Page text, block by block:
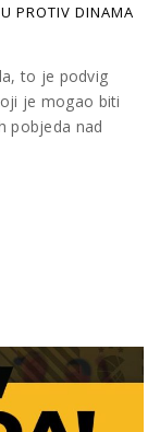
PROTIV DINAMA
to je podvig
je mogao biti
pobjeda nad